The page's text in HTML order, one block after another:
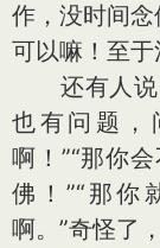
作，没时间
可以嘛！至于
还有人说
也有问题，
啊！”“那你
佛！”“那你
啊。”奇怪了